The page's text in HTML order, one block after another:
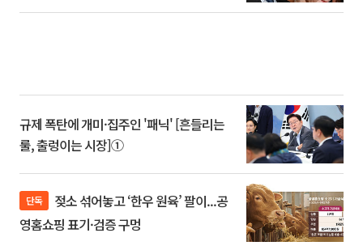
규제 폭탄에 개미·집주인 '패닉' [흔들리는
룰, 출렁이는 시장]①
단독
영홈쇼핑 표기·검증 구멍